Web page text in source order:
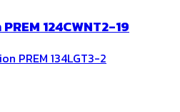
124CWNT2-19